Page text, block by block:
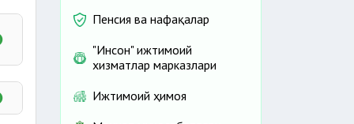
Пенсия ва нафақалар
"Инсон" ижтимоий
хизматлар марказлари
Ижтимоий ҳимоя